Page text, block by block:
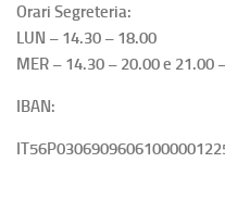
Orari Segreteria:
LUN – 14.30 – 18.00
MER – 14.30 – 20.00 e 21.00
IBAN: